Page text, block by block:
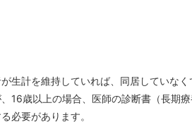
生計を維持していれば、同居していな
16歳以上の場合、医師の診断書（長期
必要があります。